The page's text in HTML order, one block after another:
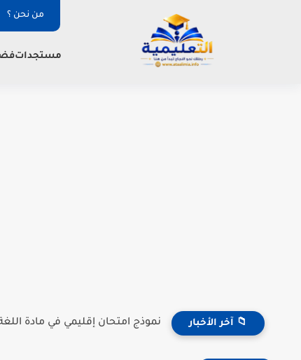
من نحن ؟
مستجدات
📁 آخر الأخبار نموذج امتحان إقليمي في مادة اللغة